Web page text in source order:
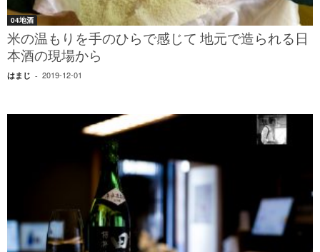
04地酒
米の温もりを手のひらで感じて 地元で造られる日
本酒の現場から
はまじ - 2019-12-01